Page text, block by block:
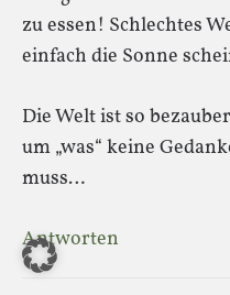
zu essen! Schlechtes
einfach die Sonne
Die Welt ist so
um „was“ keine
muss…
Antworten